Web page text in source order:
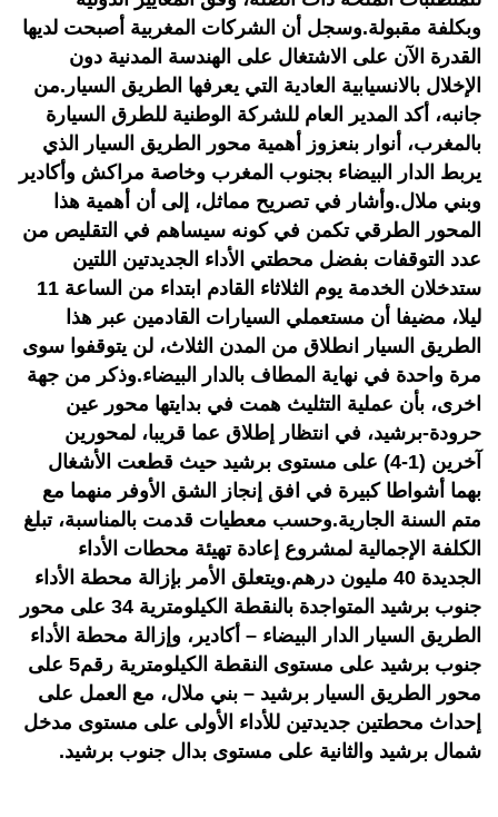
وبكلفة مقبولة.وسجل أن الشركات المغربية أصبحت لديها
القدرة الآن على الاشتغال على الهندسة المدنية دون
الإخلال بالانسيابية العادية التي يعرفها الطريق السيار.من
جانبه، أكد المدير العام للشركة الوطنية للطرق السيارة
بالمغرب، أنوار بنعزوز أهمية محور الطريق السيار الذي
يربط الدار البيضاء بجنوب المغرب وخاصة مراكش وأكادير
وبني ملال.وأشار في تصريح مماثل، إلى أن أهمية هذا
المحور الطرقي تكمن في كونه سيساهم في التقليص من
عدد التوقفات بفضل محطتي الأداء الجديدتين اللتين
ستدخلان الخدمة يوم الثلاثاء القادم ابتداء من الساعة 11
ليلا، مضيفا أن مستعملي السيارات القادمين عبر هذا
الطريق السيار انطلاق من المدن الثلاث، لن يتوقفوا سوى
مرة واحدة في نهاية المطاف بالدار البيضاء.وذكر من جهة
اخرى، بأن عملية التثليث همت في بدايتها محور عين
حرودة-برشيد، في انتظار إطلاق عما قريبا، لمحورين
آخرين (1-4) على مستوى برشيد حيث قطعت الأشغال
بهما أشواطا كبيرة في افق إنجاز الشق الأوفر منهما مع
متم السنة الجارية.وحسب معطيات قدمت بالمناسبة، تبلغ
الكلفة الإجمالية لمشروع إعادة تهيئة محطات الأداء
الجديدة 40 مليون درهم.ويتعلق الأمر بإزالة محطة الأداء
جنوب برشيد المتواجدة بالنقطة الكيلومترية 34 على محور
الطريق السيار الدار البيضاء – أكادير، وإزالة محطة الأداء
جنوب برشيد على مستوى النقطة الكيلومترية رقم5 على
محور الطريق السيار برشيد – بني ملال، مع العمل على
إحداث محطتين جديدتين للأداء الأولى على مستوى مدخل
شمال برشيد والثانية على مستوى بدال جنوب برشيد.